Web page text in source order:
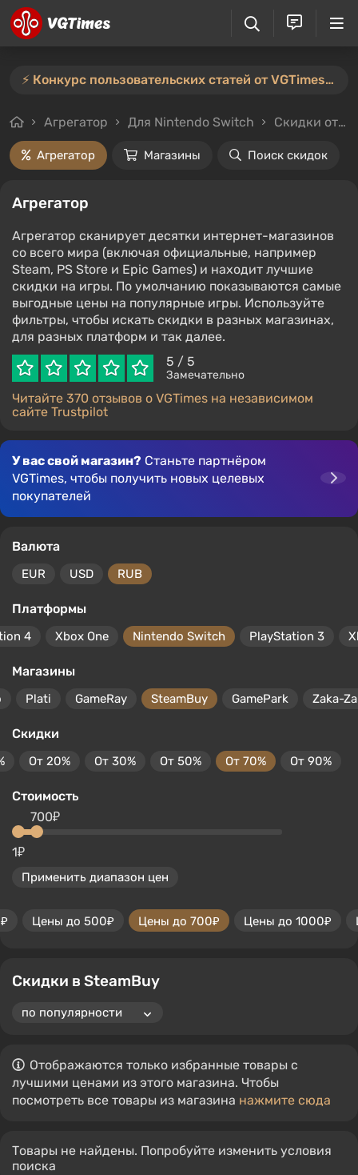
⚡️ Конкурс пользовательских статей от VGTimes продлён — участвуйте тут ⚡️
Агрегатор Для Nintendo Switch Скидки от 70%
Агрегатор Магазины Поиск скидок
Агрегатор
Агрегатор сканирует десятки интернет-магазинов
со всего мира (включая официальные, например
Steam, PS Store и Epic Games) и находит лучшие
скидки на игры. По умолчанию показываются самые
выгодные цены на популярные игры. Используйте
фильтры, чтобы искать скидки в разных магазинах,
для разных платформ и так далее.
5 / 5
Замечательно
Читайте 370 отзывов о VGTimes на независимом
сайте Trustpilot
У вас свой магазин? Станьте партнёром
VGTimes, чтобы получить новых целевых
покупателей
Валюта
EUR USD RUB
Платформы
4 Xbox One Nintendo Switch PlayStation 3
Магазины
Plati GameRay SteamBuy GamePark Zaka-
Скидки
От 20% От 30% От 50% От 70% От 90%
Стоимость
1₽
700₽
Применить диапазон цен
Цены до 500₽ Цены до 700₽ Цены до 1000₽
Скидки в SteamBuy
Отображаются только избранные товары с
лучшими ценами из этого магазина. Чтобы
посмотреть все товары из магазина нажмите сюда
Товары не найдены. Попробуйте изменить условия
поиска